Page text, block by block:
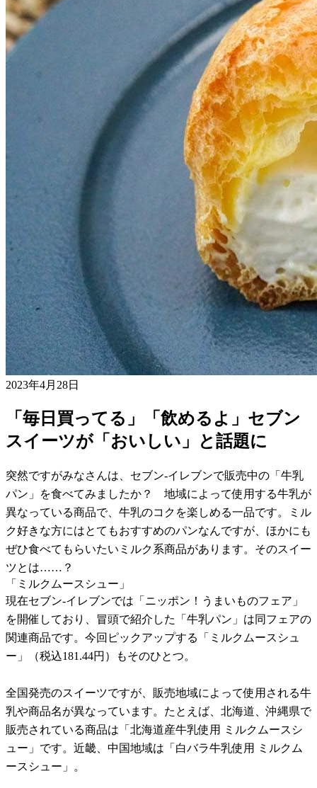
2023年4月28日
「毎日買ってる」「飲めるよ」セブン
スイーツが「おいしい」と話題に
突然ですがみなさんは、セブン-イレブンで販売中の「牛乳
パン」を食べてみましたか？ 地域によって使用する牛乳が
異なっている商品で、牛乳のコクを楽しめる一品です。ミル
ク好きな方にはとてもおすすめのパンなんですが、ほかにも
ぜひ食べてもらいたいミルク系商品があります。そのスイー
ツとは……？
「ミルクムースシュー」
現在セブン-イレブンでは「ニッポン！うまいものフェア」
を開催しており、冒頭で紹介した「牛乳パン」は同フェアの
関連商品です。今回ピックアップする「ミルクムースシュ
ー」（税込181.44円）もそのひとつ。
全国発売のスイーツですが、販売地域によって使用される牛
乳や商品名が異なっています。たとえば、北海道、沖縄県で
販売されている商品は「北海道産牛乳使用 ミルクムースシ
ュー」です。近畿、中国地域は「白バラ牛乳使用 ミルクム
ースシュー」。